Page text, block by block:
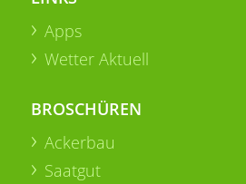
Apps
Wetter Aktuell
BROSCHÜREN
Ackerbau
Saatgut